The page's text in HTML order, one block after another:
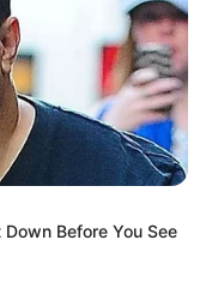
moers.
Moers.
- Historische
engen Gassen, Burg
www.kempen.de.
18. Jahrhundert
Festung im
Down Before You See